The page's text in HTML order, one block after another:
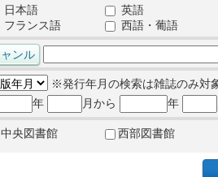
日本語
英語
フランス語
西語・葡語
※発行年月の検索は雑誌のみ対
年
月から 年
中央図書館 西部図書館